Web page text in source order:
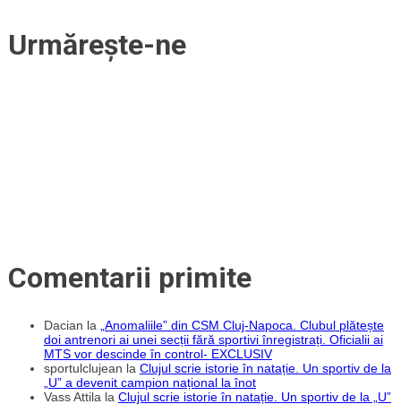
Urmărește-ne
Comentarii primite
Dacian la „Anomaliile” din CSM Cluj-Napoca. Clubul plătește
doi antrenori ai unei secții fără sportivi înregistrați. Oficialii ai
MTS vor descinde în control- EXCLUSIV
sportulclujean la Clujul scrie istorie în natație. Un sportiv de la
„U” a devenit campion național la înot
Vass Attila la Clujul scrie istorie în natație. Un sportiv de la „U”